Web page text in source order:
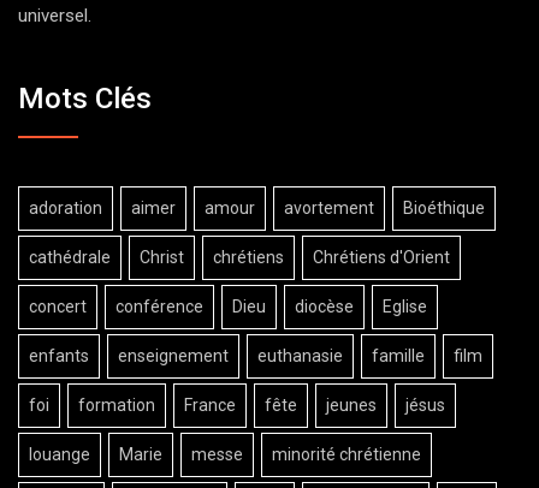
universel.
Mots Clés
adoration aimer amour avortement Bioéthique
cathédrale Christ chrétiens Chrétiens d'Orient
concert conférence Dieu diocèse Eglise
enfants enseignement euthanasie famille film
foi formation France fête jeunes jésus
louange Marie messe minorité chrétienne